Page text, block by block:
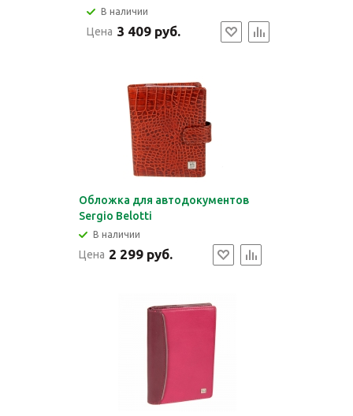
В наличии
Цена 3 409 руб.
Обложка для автодокументов
Sergio Belotti
В наличии
Цена 2 299 руб.